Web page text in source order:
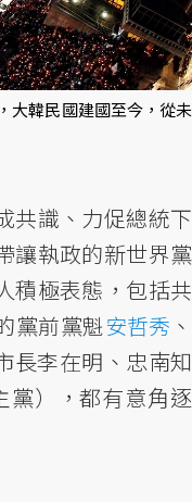
大韓民國建國至今，從未
共識、力促總統下
讓執政的新世界黨
積極表態，包括共
黨前黨魁安哲秀 、
長李在明、忠南知
黨），都有意角逐